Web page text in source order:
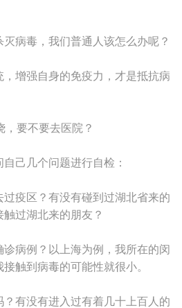
病毒，我们普通人该怎么办呢？
增强自身的免疫力，才是抵抗病
，要不要去医院？
己几个问题进行自检：
疫区？有没有碰到过湖北省来的
过湖北来的朋友？
病例？以上海为例，我所在的闵
触到病毒的可能性就很小。
有没有进入过有着几十上百人的